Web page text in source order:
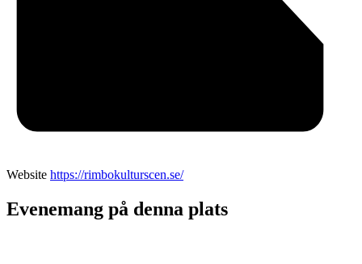
Website https://rimbokulturscen.se/
Evenemang på denna plats